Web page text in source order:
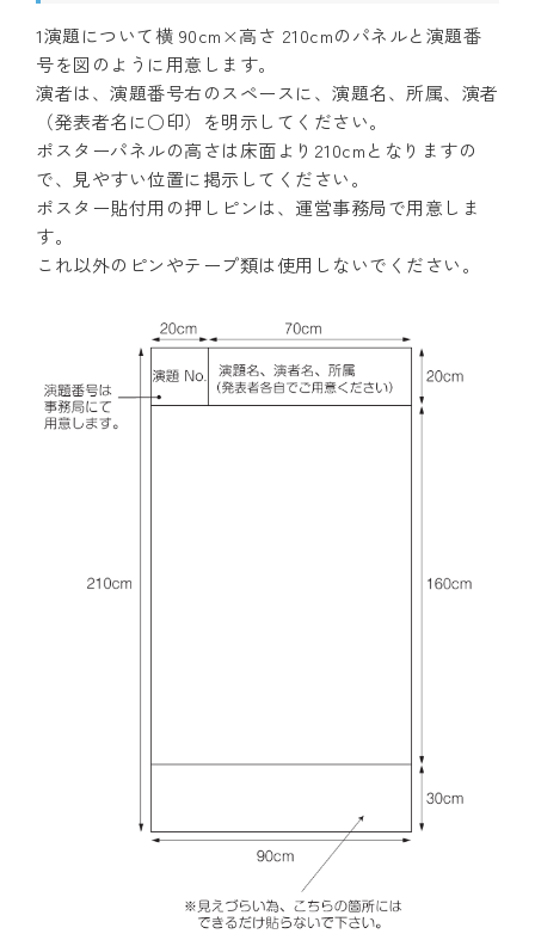
1演題について横 90cm×高さ 210cmのパネルと演題番
号を図のように用意します。
演者は、演題番号右のスペースに、演題名、所属、演者
（発表者名に○印）を明示してください。
ポスターパネルの高さは床面より210cmとなりますの
で、見やすい位置に掲示してください。
ポスター貼付用の押しピンは、運営事務局で用意しま
す。
これ以外のピンやテープ類は使用しないでください。